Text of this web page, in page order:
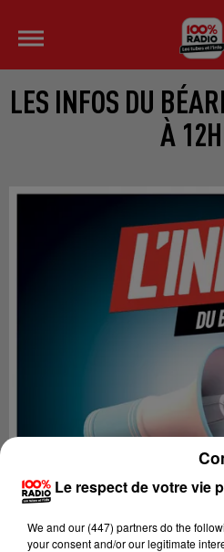
LES INFOS DU
À
Le respect de votre vie
We and our (447) partnersdo the
your consent and/or our legitimate